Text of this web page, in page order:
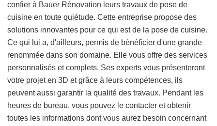
confier à Bauer Rénovation leurs travaux de pose de
cuisine en toute quiétude. Cette entreprise propose des
solutions innovantes pour ce qui est de la pose de cuisine.
Ce qui lui a, d'ailleurs, permis de bénéficier d'une grande
renommée dans son domaine. Elle vous offre des services
personnalisés et complets. Ses experts vous présenteront
votre projet en 3D et grâce à leurs compétences, ils
peuvent aussi garantir la qualité des travaux. Pendant les
heures de bureau, vous pouvez le contacter et obtenir
toutes les informations dont vous aurez besoin concernant